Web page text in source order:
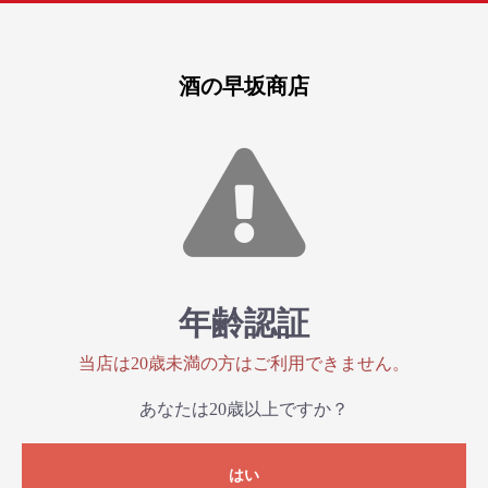
酒の早坂商店
年齢認証
当店は20歳未満の方はご利用できません。
あなたは20歳以上ですか？
はい